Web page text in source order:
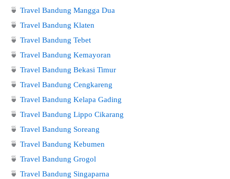
🍵 Travel Bandung Mangga Dua
🍵 Travel Bandung Klaten
🍵 Travel Bandung Tebet
🍵 Travel Bandung Kemayoran
🍵 Travel Bandung Bekasi Timur
🍵 Travel Bandung Cengkareng
🍵 Travel Bandung Kelapa Gading
🍵 Travel Bandung Lippo Cikarang
🍵 Travel Bandung Soreang
🍵 Travel Bandung Kebumen
🍵 Travel Bandung Grogol
🍵 Travel Bandung Singaparna